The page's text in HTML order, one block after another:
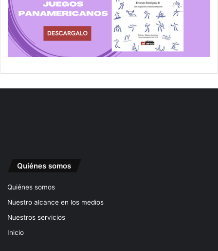
Quiénes somos
Quiénes somos
Nuestro alcance en los medios
Nuestros servicios
Inicio